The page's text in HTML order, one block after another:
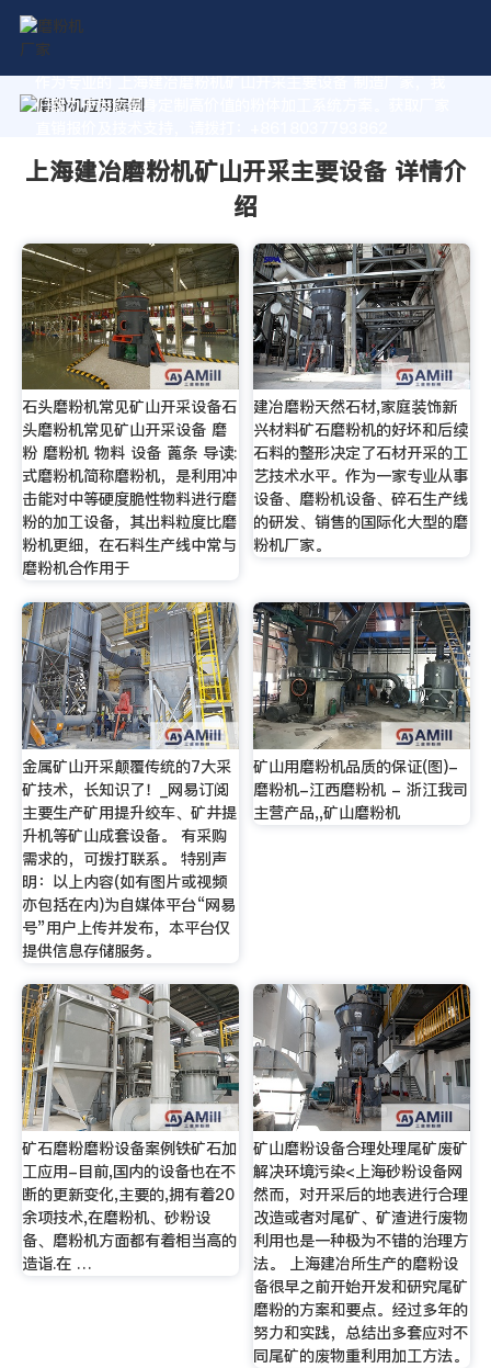
作为专业的 上海建冶磨粉机矿山开采主要设备 制造厂家，我
们致力于为您量身定制高价值的粉体加工系统方案。获取厂家
上海建冶磨粉机矿山开采主要设备 详情介
绍
石头磨粉机常见矿山开采设备石
头磨粉机常见矿山开采设备 磨
粉 磨粉机 物料 设备 蓖条 导读:
式磨粉机简称磨粉机，是利用冲
击能对中等硬度脆性物料进行磨
粉的加工设备，其出料粒度比磨
粉机更细，在石料生产线中常与
磨粉机合作用于
建冶磨粉天然石材,家庭装饰新
兴材料矿石磨粉机的好坏和后续
石料的整形决定了石材开采的工
艺技术水平。作为一家专业从事
设备、磨粉机设备、碎石生产线
的研发、销售的国际化大型的磨
粉机厂家。
金属矿山开采颠覆传统的7大采
矿技术，长知识了！_网易订阅
主要生产矿用提升绞车、矿井提
升机等矿山成套设备。 有采购
需求的，可拨打联系。 特别声
明：以上内容(如有图片或视频
亦包括在内)为自媒体平台“网易
号”用户上传并发布，本平台仅
提供信息存储服务。
矿山用磨粉机品质的保证(图)-
磨粉机-江西磨粉机 - 浙江我司
主营产品,,矿山磨粉机
矿石磨粉磨粉设备案例铁矿石加
工应用-目前,国内的设备也在不
断的更新变化,主要的,拥有着20
余项技术,在磨粉机、砂粉设
备、磨粉机方面都有着相当高的
造诣.在 …
矿山磨粉设备合理处理尾矿废矿
解决环境污染<上海砂粉设备网
然而，对开采后的地表进行合理
改造或者对尾矿、矿渣进行废物
利用也是一种极为不错的治理方
法。 上海建冶所生产的磨粉设
备很早之前开始开发和研究尾矿
磨粉的方案和要点。经过多年的
努力和实践，总结出多套应对不
同尾矿的废物重利用加工方法。